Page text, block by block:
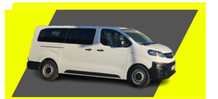
ASTRA BUSINESS (1)
ASTRA K (1)
ASTRA SPORTS TOURER (10)
COMBO PANEL VAN (1)
COMBO VAN (26)